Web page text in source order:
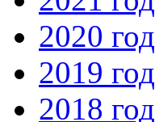
2020 год
2019 год
2018 год